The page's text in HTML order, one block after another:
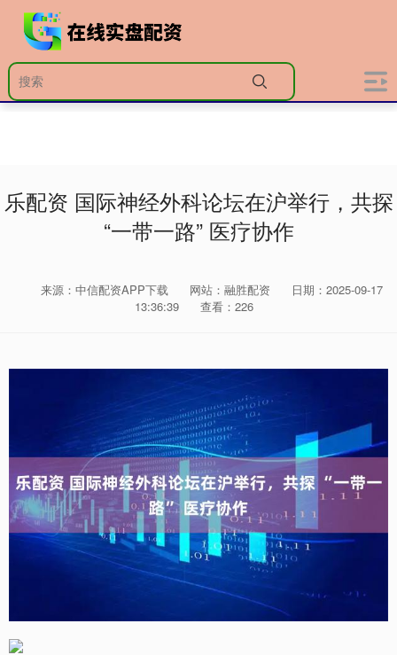
乐配资 国际神经外科论坛在沪举行，共探
“一带一路” 医疗协作
来源：中信配资APP下载 网站：融胜配资
日期：2025-09-17
13:36:39
查看：226